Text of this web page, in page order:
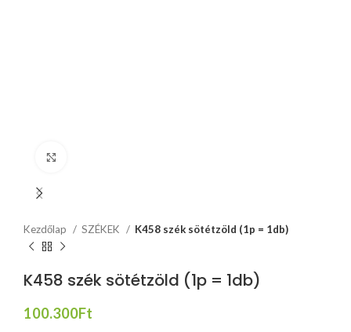
Kezdőlap SZÉKEK K458 szék sötétzöld (1p = 1db)
K458 szék sötétzöld (1p = 1db)
100.300Ft